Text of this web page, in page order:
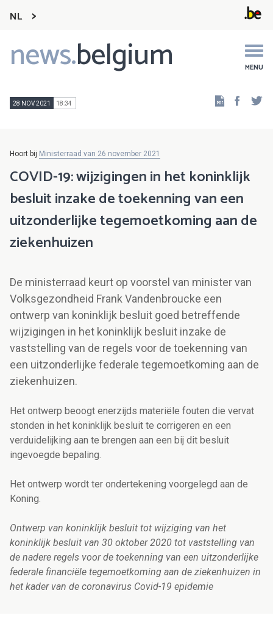
NL
news.belgium MENU
Main
navigation
28 NOV 2021 18:34
Hoort bij Ministerraad van 26 november 2021
COVID-19: wijzigingen in het koninklijk
besluit inzake de toekenning van een
uitzonderlijke tegemoetkoming aan de
ziekenhuizen
De ministerraad keurt op voorstel van minister van
Volksgezondheid Frank Vandenbroucke een
ontwerp van koninklijk besluit goed betreffende
wijzigingen in het koninklijk besluit inzake de
vaststelling van de regels voor de toekenning van
een uitzonderlijke federale tegemoetkoming aan de
ziekenhuizen.
Het ontwerp beoogt enerzijds materiële fouten die vervat
stonden in het koninklijk besluit te corrigeren en een
verduidelijking aan te brengen aan een bij dit besluit
ingevoegde bepaling.
Het ontwerp wordt ter ondertekening voorgelegd aan de
Koning.
Ontwerp van koninklijk besluit tot wijziging van het
koninklijk besluit van 30 oktober 2020 tot vaststelling van
de nadere regels voor de toekenning van een uitzonderlijke
federale financiële tegemoetkoming aan de ziekenhuizen in
het kader van de coronavirus Covid-19 epidemie